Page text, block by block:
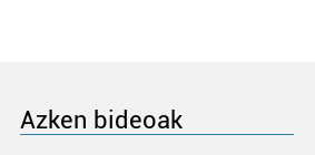
Azken bideoak